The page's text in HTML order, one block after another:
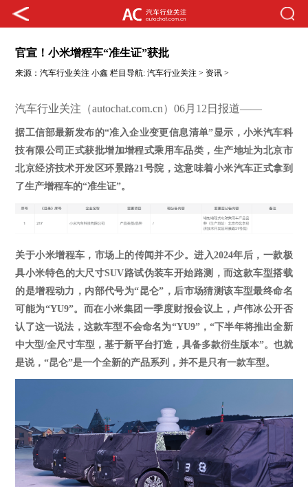
官宣！小米增程车“准生证”获批
来源：汽车行业关注 小鑫 栏目导航:汽车行业关注 > 资讯 >
汽车行业关注（autochat.com.cn）06月12日报道——
据工信部最新发布的“准入企业变更信息清单”显示，小米汽车科
技有限公司正式获批增加增程式乘用车品类 ，生产地址为北京市
北京经济技术开发区环景路21号院，这意味着小米汽车正式拿到
了生产增程车的“准生证”。
关于小米增程车，市场上的传闻并不少。进入2024年后，一款极
具小米特色的大尺寸SUV路试伪装车开始路测，而这款车型搭载
的是增程动力，内部代号为“昆仑”，后市场猜测该车型最终命名
可能为“YU9”。而在小米集团一季度财报会议上，卢伟冰公开否
认了这一说法，这款车型不会命名为“YU9”，“下半年将推出全新
中大型/全尺寸车型，基于新平台打造，具备多款衍生版本”。 也就
是说，“昆仑”是一个全新的产品系列，并不是只有一款车型。